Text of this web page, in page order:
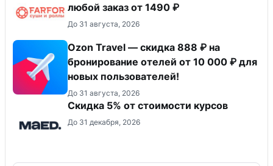
любой заказ от 1490 ₽
До 31 августа, 2026
Ozon Travel — скидка 888 ₽ на
бронирование отелей от 10 000 ₽ для
новых пользователей!
До 31 августа, 2026
Скидка 5% от стоимости курсов
До 31 декабря, 2026